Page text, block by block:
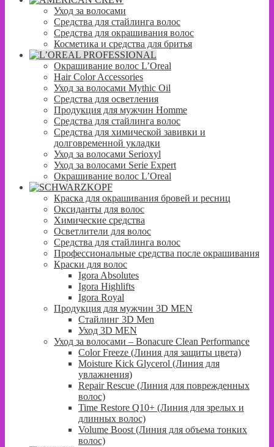
Уход за волосами
Средства для стайлинга волос
Средства для окрашивания волос
Косметика и средства для бритья
Окрашивание волос L’Oreal
Hair Color Accessories
Уход за волосами Mythic Oil
Средства для осветления
Продукция для мужчин Homme
Средства для стайлинга волос
Средства для химической завивки и
долговременной укладки
Уход за волосами Serioxyl
Уход за волосами Serie Expert
Окрашивание волос L’Oreal
Краска для окрашивания бровей и ресниц
Оксиданты для волос
Химические средства
Осветлители для волос
Средства для стайлинга волос
Профессиональные средства после окрашивания
Краски для волос
Igora Absolutes
Igora Highlifts
Igora Royal
Продукция для мужчин 3D MEN
Стайлинг 3D Men
Уход 3D MEN
Уход за волосами – Bonacure Clean Performance
Color Freeze (Линия для защиты цвета)
Moisture Kick Glycerol (Линия для
увлажнения)
Repair Rescue (Линия для поврежденных
волос)
Time Restore Q10+ (Линия для зрелых и
длинных волос)
Volume Boost (Линия для объема тонких
волос)